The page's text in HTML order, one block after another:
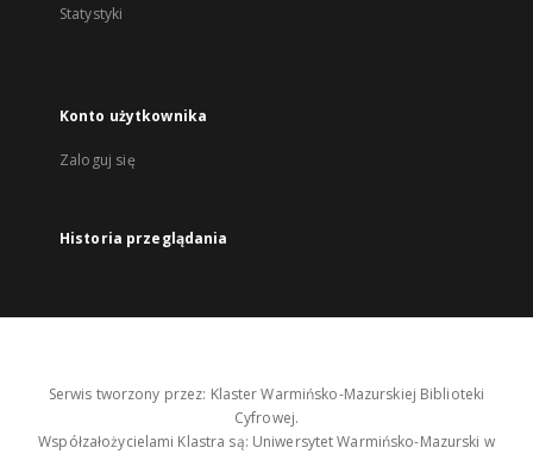
Statystyki
Konto użytkownika
Zaloguj się
Historia przeglądania
Serwis tworzony przez: Klaster Warmińsko-Mazurskiej Biblioteki
Cyfrowej.
Współzałożycielami Klastra są: Uniwersytet Warmińsko-Mazurski w